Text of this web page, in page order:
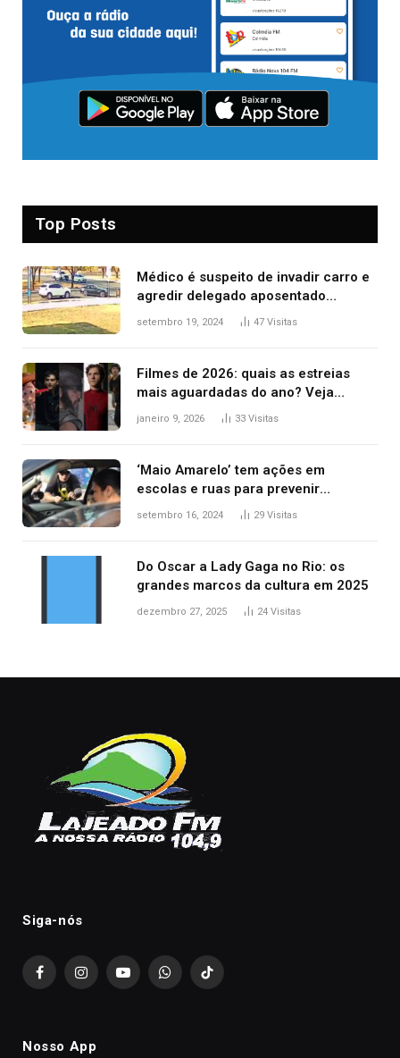
Top Posts
Médico é suspeito de invadir carro e
agredir delegado aposentado
durante confusão no trânsito
setembro 19, 2024 47 Visitas
Filmes de 2026: quais as estreias
mais aguardadas do ano? Veja
principais lançamentos do cinema
janeiro 9, 2026 33 Visitas
‘Maio Amarelo’ tem ações em
escolas e ruas para prevenir
acidentes no trânsito no AP
setembro 16, 2024 29 Visitas
Do Oscar a Lady Gaga no Rio: os
grandes marcos da cultura em 2025
dezembro 27, 2025 24 Visitas
Siga-nós
FacebookInstagramYouTubeWhatsAppTikTok
Nosso App